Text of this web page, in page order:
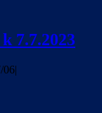
7.7.2023
06|